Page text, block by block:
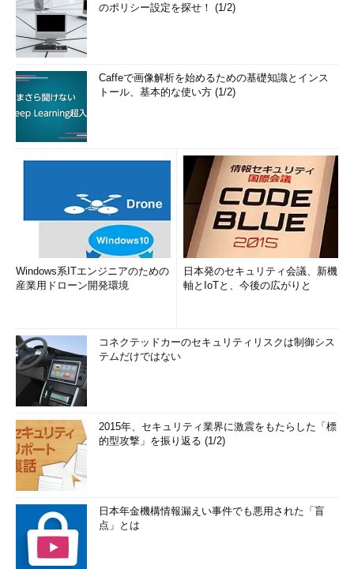
のポリシー設定を探せ！ (1/2)
Caffeで画像解析を始めるための基礎知識とインス
トール、基本的な使い方 (1/2)
Windows系ITエンジニアのための
産業用ドローン開発環境
日本発のセキュリティ会議、新機
軸とIoTと、今後の広がりと
コネクテッドカーのセキュリティリスクは制御シス
テムだけではない
2015年、セキュリティ業界に激震をもたらした「標
的型攻撃」を振り返る (1/2)
日本年金機構情報漏えい事件でも悪用された「盲
点」とは